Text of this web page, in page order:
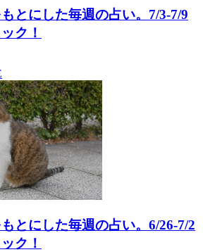
とにした毎週の占い。7/3-7/9
ク！
とにした毎週の占い。6/26-7/2
ク！